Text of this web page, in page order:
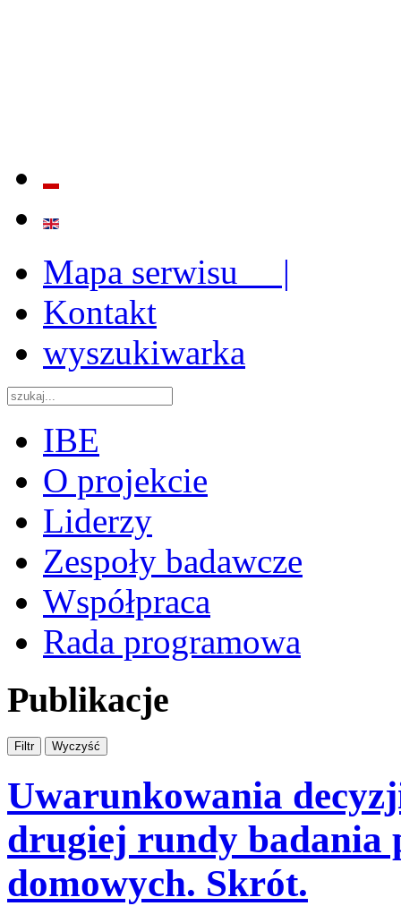
Mapa serwisu |
Kontakt
wyszukiwarka
IBE
O projekcie
Liderzy
Zespoły badawcze
Współpraca
Rada programowa
Publikacje
Uwarunkowania
drugiej rundy badania
domowych. Skrót.